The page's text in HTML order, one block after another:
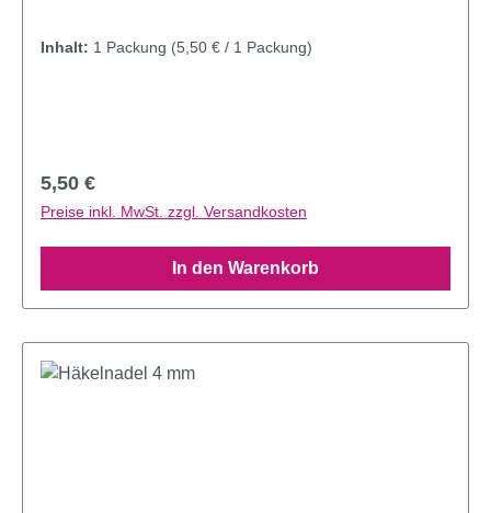
Inhalt: 1 Packung (5,50 € / 1 Packung)
Regulärer Preis:
5,50 €
Preise inkl. MwSt. zzgl. Versandkosten
In den Warenkorb